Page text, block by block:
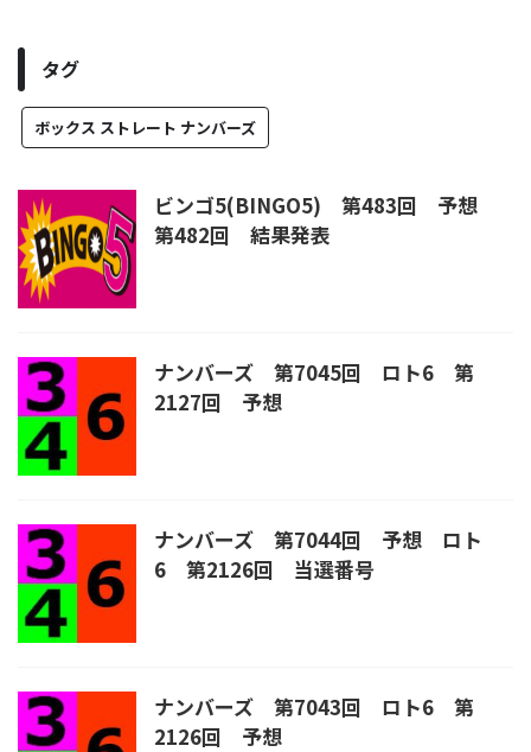
タグ
ボックス ストレート ナンバーズ
ビンゴ5(BINGO5) 第483回 予想
第482回 結果発表
ナンバーズ 第7045回 ロト6 第
2127回 予想
ナンバーズ 第7044回 予想 ロト
6 第2126回 当選番号
ナンバーズ 第7043回 ロト6 第
2126回 予想